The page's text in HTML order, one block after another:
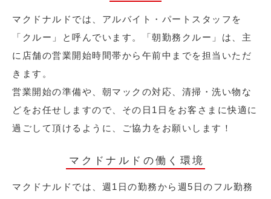
マクドナルドでは、アルバイト・パートスタッフを
「クルー」と呼んでいます。「朝勤務クルー」は、主
に店舗の営業開始時間帯から午前中までを担当いただ
きます。
営業開始の準備や、朝マックの対応、清掃・洗い物な
どをお任せしますので、その日1日をお客さまに快適に
過ごして頂けるように、ご協力をお願いします！
マクドナルドの働く環境
マクドナルドでは、週1日の勤務から週5日のフル勤務